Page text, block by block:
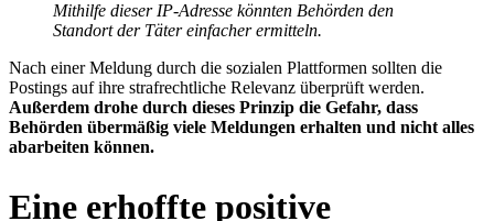
Mithilfe dieser IP-Adresse könnten Behörden den
Standort der Täter einfacher ermitteln.
Nach einer Meldung durch die sozialen Plattformen sollten die
Postings auf ihre strafrechtliche Relevanz überprüft werden.
Außerdem drohe durch dieses Prinzip die Gefahr, dass
Behörden übermäßig viele Meldungen erhalten und nicht alles
abarbeiten können.
Eine erhoffte positive